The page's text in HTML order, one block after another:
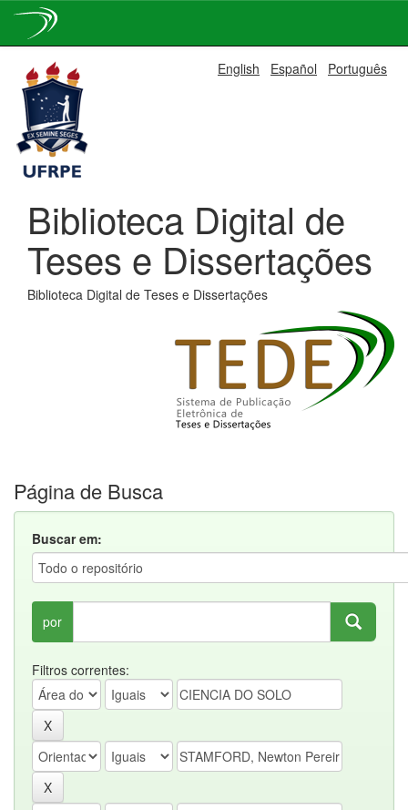
navigation
English Español Português
Biblioteca Digital de
Teses e Dissertações
Biblioteca Digital de Teses e Dissertações
Página de Busca
Buscar em:
por
Filtros correntes: